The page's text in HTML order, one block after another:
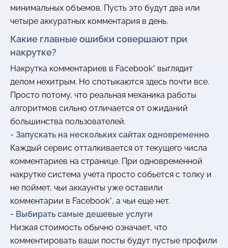
минимальных объемов. Пусть это будут два или
четыре аккуратных комментария в день.
Какие главные ошибки совершают при
накрутке?
Накрутка комментариев в Facebook* выглядит
делом нехитрым. Но спотыкаются здесь почти все.
Просто потому, что реальная механика работы
алгоритмов сильно отличается от ожиданий
большинства пользователей.
- Запускать на нескольких сайтах одновременно
Каждый сервис отталкивается от текущего числа
комментариев на странице. При одновременной
накрутке система учета просто собьется с толку и
не поймет, чьи аккаунты уже оставили
комментарии в Facebook*, а чьи еще нет.
- Выбирать самые дешевые услуги
Низкая стоимость обычно означает, что
комментировать ваши посты будут пустые профили